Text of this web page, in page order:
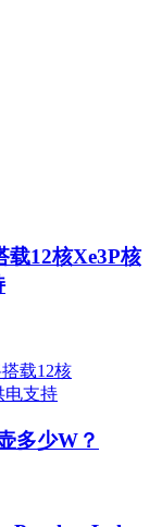
载12核Xe3P核
多少W？